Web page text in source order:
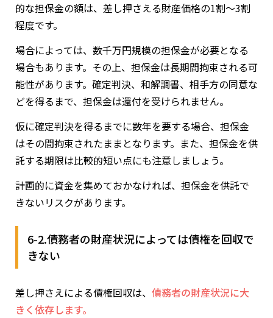
的な担保金の額は、差し押さえる財産価格の1割～3割
程度です。
場合によっては、数千万円規模の担保金が必要となる
場合もあります。その上、担保金は長期間拘束される可
能性があります。確定判決、和解調書、相手方の同意な
どを得るまで、担保金は還付を受けられません。
仮に確定判決を得るまでに数年を要する場合、担保金
はその間拘束されたままとなります。また、担保金を供
託する期限は比較的短い点にも注意しましょう。
計画的に資金を集めておかなければ、担保金を供託で
きないリスクがあります。
6-2.債務者の財産状況によっては債権を回収で
きない
差し押さえによる債権回収は、 債務者の財産状況に大
きく依存します。